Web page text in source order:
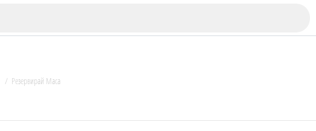
/ Резервирай Маса